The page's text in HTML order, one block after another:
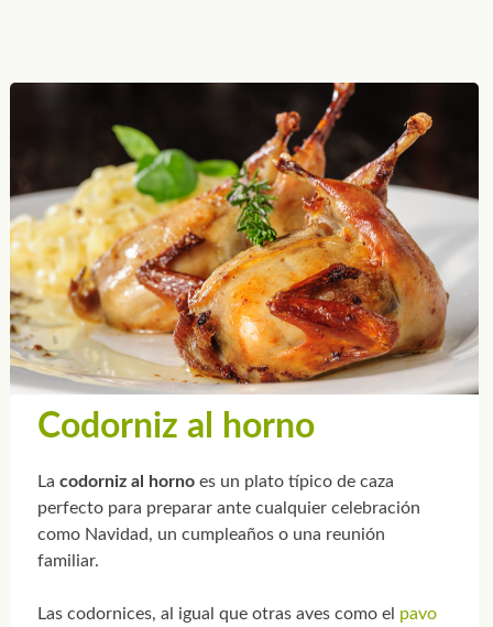
Codorniz al horno
La codorniz al hornoes un plato típico de caza
perfecto para preparar ante cualquier celebración
como Navidad, un cumpleaños o una reunión
familiar.
Las codornices, al igual que otras aves como el pavo